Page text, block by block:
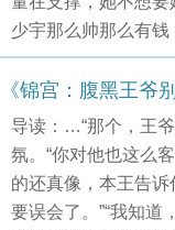
少宇那么帅那么有
《锦宫：腹黑王爷
导读：…“那个，王
氛。“你对他也这么
的还真像，本王告
要误会了。”“我知道